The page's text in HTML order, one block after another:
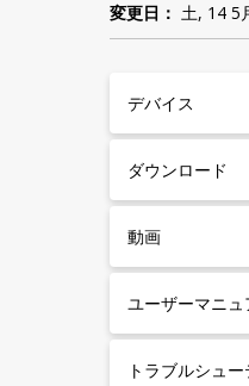
変更日： 土, 14 5
デバイス
ダウンロード
動画
ユーザーマニュ
トラブルシュ